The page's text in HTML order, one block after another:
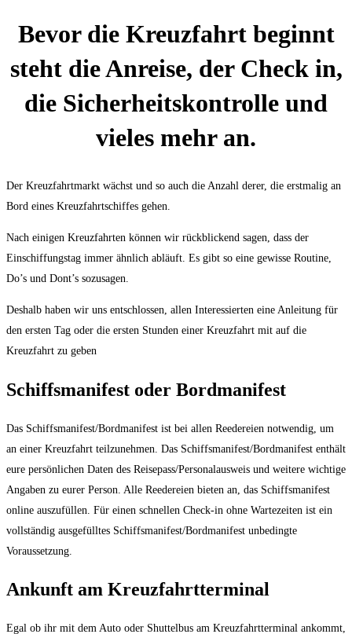
Bevor die Kreuzfahrt beginnt
steht die Anreise, der Check in,
die Sicherheitskontrolle und
vieles mehr an.
Der Kreuzfahrtmarkt wächst und so auch die Anzahl derer, die erstmalig an
Bord eines Kreuzfahrtschiffes gehen.
Nach einigen Kreuzfahrten können wir rückblickend sagen, dass der
Einschiffungstag immer ähnlich abläuft. Es gibt so eine gewisse Routine,
Do’s und Dont’s sozusagen.
Deshalb haben wir uns entschlossen, allen Interessierten eine Anleitung für
den ersten Tag oder die ersten Stunden einer Kreuzfahrt mit auf die
Kreuzfahrt zu geben
Schiffsmanifest oder Bordmanifest
Das Schiffsmanifest/Bordmanifest ist bei allen Reedereien notwendig, um
an einer Kreuzfahrt teilzunehmen. Das Schiffsmanifest/Bordmanifest enthält
eure persönlichen Daten des Reisepass/Personalausweis und weitere wichtige
Angaben zu eurer Person. Alle Reedereien bieten an, das Schiffsmanifest
online auszufüllen. Für einen schnellen Check-in ohne Wartezeiten ist ein
vollständig ausgefülltes Schiffsmanifest/Bordmanifest unbedingte
Voraussetzung.
Ankunft am Kreuzfahrtterminal
Egal ob ihr mit dem Auto oder Shuttelbus am Kreuzfahrtterminal ankommt,